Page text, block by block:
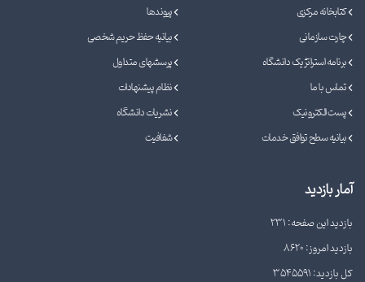
کتابخانه مرکزی
پیوندها
چارت سازمانی
بیانیه حفظ حریم شخصی
برنامه استراتژیک دانشگاه
پرسشهای متداول
تماس با ما
نظام پیشنهادات
پست الکترونیک
نشریات دانشگاه
بیانیه سطح توافق خدمات
شفافیت
آمار بازدید
بازدید این صفحه: 231
بازدید امروز: 8620
کل بازدید: 3545591